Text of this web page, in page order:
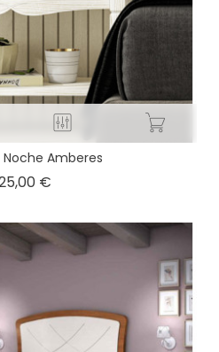
Amberes
€